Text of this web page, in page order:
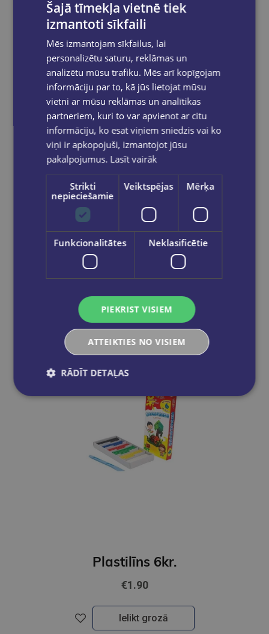
Plastilīns TOY COLOR 6 krāsas
€1.50
Ielikt grozā
Plastilīns 6kr.
€1.90
Ielikt grozā
Šajā tīmekļa vietnē tiek
izmantoti sīkfaili
Mēs izmantojam sīkfailus, lai
personalizētu saturu, reklāmas un
analizētu mūsu trafiku. Mēs arī kopīgojam
informāciju par to, kā jūs lietojat mūsu
vietni ar mūsu reklāmas un analītikas
partneriem, kuri to var apvienot ar citu
informāciju, ko esat viņiem sniedzis vai ko
viņi ir apkopojuši, izmantojot jūsu
pakalpojumus. Lasīt vairāk
Strikti
nepieciešamie
Veiktspējas Mērķa
Funkcionalitātes Neklasificētie
PIEKRIST VISIEM
ATTEIKTIES NO VISIEM
RĀDĪT DETAĻAS